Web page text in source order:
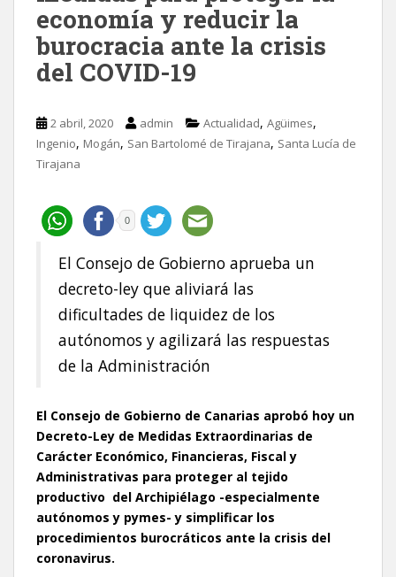
economía y reducir la
burocracia ante la crisis
del COVID-19
2 abril, 2020 admin Actualidad, Agüimes,
Ingenio, Mogán, San Bartolomé de Tirajana, Santa Lucía de
Tirajana
0
El Consejo de Gobierno aprueba un
decreto-ley que aliviará las
dificultades de liquidez de los
autónomos y agilizará las respuestas
de la Administración
El Consejo de Gobierno de Canarias aprobó hoy un
Decreto-Ley de Medidas Extraordinarias de
Carácter Económico, Financieras, Fiscal y
Administrativas para proteger al tejido
productivo del Archipiélago -especialmente
autónomos y pymes- y simplificar los
procedimientos burocráticos ante la crisis del
coronavirus.